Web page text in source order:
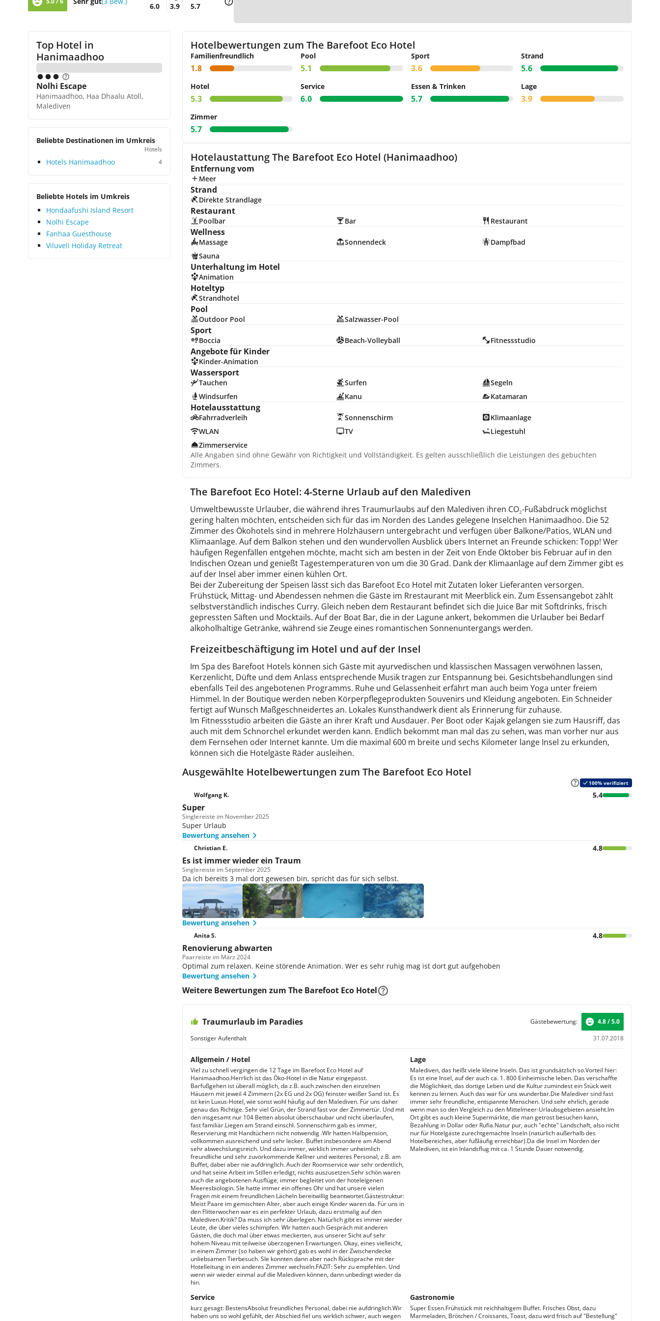
6.0
3.9
5.7
Top Hotel in
Hanimaadhoo
Nolhi Escape
Hanimaadhoo, Haa Dhaalu Atoll,
Malediven
Beliebte Destinationen im Umkreis
Hotels
Hotels Hanimaadhoo 4
Beliebte Hotels im Umkreis
Hondaafushi Island Resort
Nolhi Escape
Fanhaa Guesthouse
Viluveli Holiday Retreat
Hotelbewertungen zum The Barefoot Eco Hotel
Familienfreundlich
1.8
Pool
5.1
Sport
3.6
Strand
5.6
Hotel
5.3
Service
6.0
Essen & Trinken
5.7
Lage
3.9
Zimmer
5.7
Hotelaustattung The Barefoot Eco Hotel (Hanimaadhoo)
Entfernung vom
Meer
Strand
Direkte Strandlage
Restaurant
Poolbar Bar Restaurant
Wellness
Massage Sonnendeck
Dampfbad
Sauna
Unterhaltung im Hotel
Animation
Hoteltyp
Strandhotel
Pool
Outdoor Pool Salzwasser-Pool
Sport
Boccia Beach-Volleyball Fitnessstudio
Angebote für Kinder
Kinder-Animation
Wassersport
Tauchen Surfen
Segeln
Windsurfen
Kanu Katamaran
Hotelausstattung
Fahrradverleih Sonnenschirm
Klimaanlage
WLAN
TV
Liegestuhl
Zimmerservice
Alle Angaben sind ohne Gewähr von Richtigkeit und Vollständigkeit. Es gelten ausschließlich die Leistungen des gebuchten
Zimmers.
The Barefoot Eco Hotel: 4-Sterne Urlaub auf den Malediven
Umweltbewusste Urlauber, die während ihres Traumurlaubs auf den Malediven ihren CO₂-Fußabdruck möglichst
gering halten möchten, entscheiden sich für das im Norden des Landes gelegene Inselchen Hanimaadhoo. Die 52
Zimmer des Ökohotels sind in mehrere Holzhäusern untergebracht und verfügen über Balkone/Patios, WLAN und
Klimaanlage. Auf dem Balkon stehen und den wundervollen Ausblick übers Internet an Freunde schicken: Topp! Wer
häufigen Regenfällen entgehen möchte, macht sich am besten in der Zeit von Ende Oktober bis Februar auf in den
Indischen Ozean und genießt Tagestemperaturen von um die 30 Grad. Dank der Klimaanlage auf dem Zimmer gibt es
auf der Insel aber immer einen kühlen Ort.
Bei der Zubereitung der Speisen lässt sich das Barefoot Eco Hotel mit Zutaten loker Lieferanten versorgen.
Frühstück, Mittag- und Abendessen nehmen die Gäste im Rrestaurant mit Meerblick ein. Zum Essensangebot zählt
selbstverständlich indisches Curry. Gleich neben dem Restaurant befindet sich die Juice Bar mit Softdrinks, frisch
gepressten Säften und Mocktails. Auf der Boat Bar, die in der Lagune ankert, bekommen die Urlauber bei Bedarf
alkoholhaltige Getränke, während sie Zeuge eines romantischen Sonnenuntergangs werden.
Freizeitbeschäftigung im Hotel und auf der Insel
Im Spa des Barefoot Hotels können sich Gäste mit ayurvedischen und klassischen Massagen verwöhnen lassen,
Kerzenlicht, Düfte und dem Anlass entsprechende Musik tragen zur Entspannung bei. Gesichtsbehandlungen sind
ebenfalls Teil des angebotenen Programms. Ruhe und Gelassenheit erfährt man auch beim Yoga unter freiem
Himmel. In der Boutique werden neben Körperpflegeprodukten Souvenirs und Kleidung angeboten. Ein Schneider
fertigt auf Wunsch Maßgeschneidertes an. Lokales Kunsthandwerk dient als Erinnerung für zuhause.
Im Fitnessstudio arbeiten die Gäste an ihrer Kraft und Ausdauer. Per Boot oder Kajak gelangen sie zum Hausriff, das
auch mit dem Schnorchel erkundet werden kann. Endlich bekommt man mal das zu sehen, was man vorher nur aus
dem Fernsehen oder Internet kannte. Um die maximal 600 m breite und sechs Kilometer lange Insel zu erkunden,
können sich die Hotelgäste Räder ausleihen.
Ausgewählte Hotelbewertungen zum The Barefoot Eco Hotel
100% verifiziert
Wolfgang K. 5.4
Super
Singlereiste im November 2025
Super Urlaub
Bewertung ansehen
Christian E. 4.8
Es ist immer wieder ein Traum
Singlereiste im September 2025
Da ich bereits 3 mal dort gewesen bin, spricht das für sich selbst.
Bewertung ansehen
Anita S. 4.8
Renovierung abwarten
Paarreiste im März 2024
Optimal zum relaxen. Keine störende Animation. Wer es sehr ruhig mag ist dort gut aufgehoben
Bewertung ansehen
Weitere Bewertungen zum The Barefoot Eco Hotel
Traumurlaub im Paradies
Sonstiger Aufenthalt 31.07.2018
Gästebewertung: 4.8 / 5.0
Allgemein / Hotel
Viel zu schnell vergingen die 12 Tage im Barefoot Eco Hotel auf
Hanimaadhoo.Herrlich ist das Öko-Hotel in die Natur eingepasst.
Barfußgehen ist überall möglich, da z.B. auch zwischen den einzelnen
Häusern mit jeweil 4 Zimmern (2x EG und 2x OG) feinster weißer Sand ist. Es
ist kein Luxus-Hotel, wie sonst wohl häufig auf den Malediven. Für uns daher
genau das Richtige. Sehr viel Grün, der Strand fast vor der Zimmertür. Und mit
den insgesamt nur 104 Betten absolut überschaubar und nicht überlaufen,
fast familiär.Liegen am Strand einschl. Sonnenschirm gab es immer,
Reservierung mit Handtüchern nicht notwendig .WIr hatten Halbpension,
vollkommen ausreichend und sehr lecker. Buffet insbesondere am Abend
sehr abwechslungsreich. Und dazu immer, wirklich immer unheimlich
freundliche und sehr zuvorkommende Kellner und weiteres Personal, z.B. am
Buffet, dabei aber nie aufdringlich. Auch der Roomservice war sehr ordentlich,
und hat seine Arbeit im Stillen erledigt, nichts auszusetzen.Sehr schön waren
auch die angebotenen Ausflüge, immer begleitet von der hoteleigenen
Meeresbiologin. SIe hatte immer ein offenes Ohr und hat unsere vielen
Fragen mit einem freundlichen Lächeln bereitwillig beantwortet.Gästestruktur:
Meist Paare im gemischten Alter, aber auch einige Kinder waren da. Für uns in
den Flitterwochen war es ein perfekter Urlaub, dazu erstmalig auf den
Malediven.Kritik? Da muss ich sehr überlegen. Natürlich gibt es immer wieder
Leute, die über vieles schimpfen. WIr hatten auch Gespräch mit anderen
Gästen, die doch mal über etwas meckerten, aus unserer Sicht auf sehr
hohem Niveau mit teilweise überzogenen Erwartungen. Okay, eines vielleicht,
in einem Zimmer (so haben wir gehört) gab es wohl in der Zwischendecke
unliebsamen Tierbesuch. SIe konnten dann aber nach Rücksprache mit der
Hotelleitung in ein anderes Zimmer wechseln.FAZIT: Sehr zu empfehlen. Und
wenn wir wieder einmal auf die Malediven können, dann unbedingt wieder da
hin.
Lage
Malediven, das heißt viele kleine Inseln. Das ist grundsätzlich so.Vorteil hier:
Es ist eine Insel, auf der auch ca. 1. 800 Einheimische leben. Das verschaffte
die Möglichkeit, das dortige Leben und die Kultur zumindest ein Stück weit
kennen zu lernen. Auch das war für uns wunderbar.Die Malediver sind fast
immer sehr freundliche, entspannte Menschen. Und sehr ehrlich, gerade
wenn man so den Vergleich zu den Mittelmeer-Urlaubsgebieten ansieht.Im
Ort gibt es auch kleine Supermärkte, die man getrost besuchen kann,
Bezahlung in Dollar oder Rufia.Natur pur, auch "echte" Landschaft, also nicht
nur für Hotelgäste zurechtgemachte Inseln (natürlich außerhalb des
Hotelbereiches, aber fußläufig erreichbar).Da die Insel im Norden der
Malediven, ist ein Inlandsflug mit ca. 1 Stunde Dauer notwendig.
Service
kurz gesagt: BestensAbsolut freundliches Personal, dabei nie aufdringlich.Wir
haben uns so wohl gefühlt, der Abschied fiel uns wirklich schwer, auch wegen
Gastronomie
Super Essen.Frühstück mit reichhaltigem Buffet. Frisches Obst, dazu
Marmeladen, Brötchen / Croissants, Toast, dazu wird frisch auf "Bestellung"